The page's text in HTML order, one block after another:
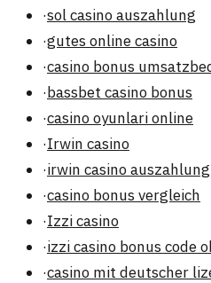
·sol casino auszahlung
·gutes online casino
·casino bonus
·bassbet casino bonus
·casino oyunlari online
·Irwin casino
·irwin casino auszahlung
·casino bonus vergleich
·Izzi casino
·izzi casino bonus code
·casino mit deutscher